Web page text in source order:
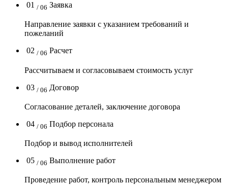
01 / 06 Заявка
Направление заявки с указанием требований и
пожеланий
02 / 06 Расчет
Рассчитываем и согласовываем стоимость услуг
03 / 06 Договор
Согласование деталей, заключение договора
04 / 06 Подбор персонала
Подбор и вывод исполнителей
05 / 06 Выполнение работ
Проведение работ, контроль персональным менеджером